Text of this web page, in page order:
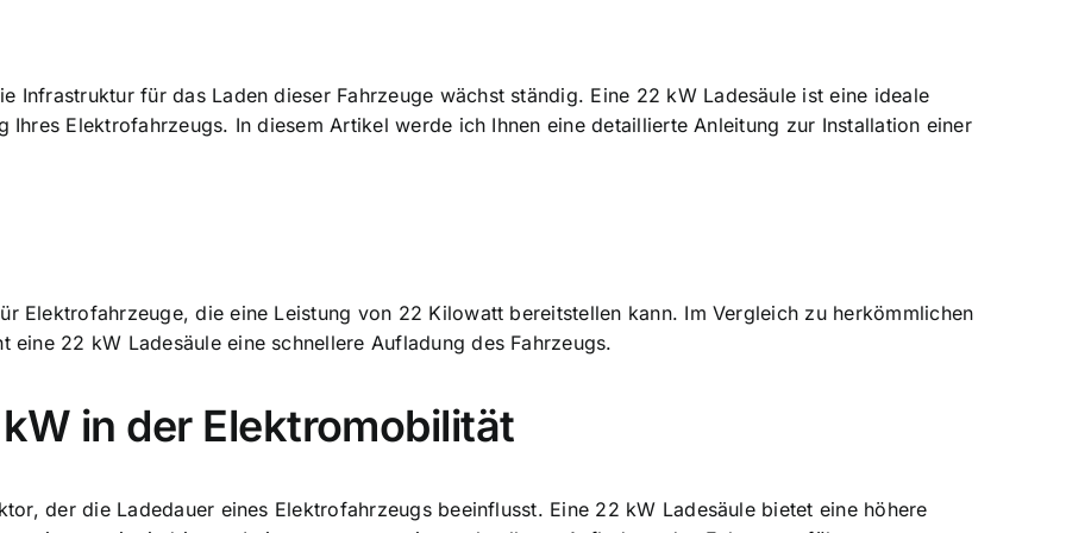
Infrastruktur für das Laden dieser Fahrzeuge wächst ständig. Eine 22 kW Ladesäule ist eine ideale
Ihres Elektrofahrzeugs. In diesem Artikel werde ich Ihnen eine detaillierte Anleitung zur Installation einer
Elektrofahrzeuge, die eine Leistung von 22 Kilowatt bereitstellen kann. Im Vergleich zu herkömmlichen
22 kW Ladesäule eine schnellere Aufladung des Fahrzeugs.
in der Elektromobilität
der die Ladedauer eines Elektrofahrzeugs beeinflusst. Eine 22 kW Ladesäule bietet eine höhere